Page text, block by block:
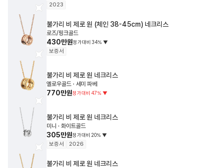
2023
불가리 비 제로 원 (체인 38-45cm) 네크리스
로즈/핑크골드
430만원정가대비 34% ▼
보증서
불가리 비 제로 원 네크리스
옐로우골드 · 세미 파베
770만원정가대비 47% ▼
불가리 비 제로 원 네크리스
미니 · 화이트골드
305만원정가대비 20% ▼
보증서 2026
불가리 비 제로 원 네크리스